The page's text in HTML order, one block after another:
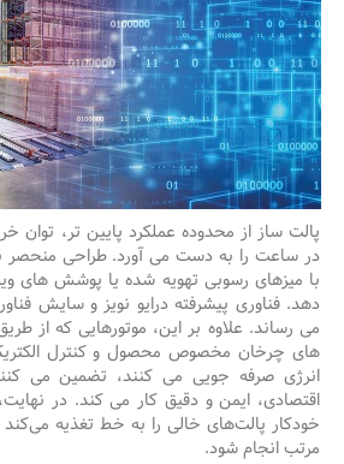
در ساعت را به دست می آورد. طراحی منحصر
با میزهای رسوبی تهویه شده یا پوشش های
دهد. فناوری پیشرفته درایو نویز و سایش
می رساند. علاوه بر این، موتورهایی که از
های چرخان مخصوص محصول و کنترل
انرژی صرفه جویی می کنند، تضمین می
اقتصادی، ایمن و دقیق کار می کند. در
خودکار پالت‌های خالی را به خط تغذیه می‌کند
مرتب انجام شود.